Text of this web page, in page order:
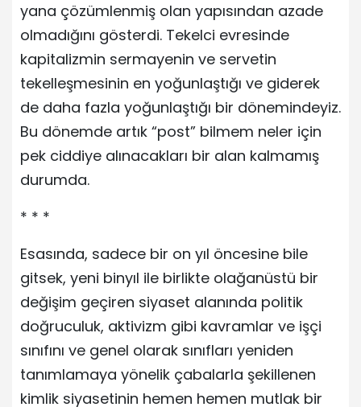
yana çözümlenmiş olan yapısından azade
olmadığını gösterdi. Tekelci evresinde
kapitalizmin sermayenin ve servetin
tekelleşmesinin en yoğunlaştığı ve giderek
de daha fazla yoğunlaştığı bir dönemindeyiz.
Bu dönemde artık “post” bilmem neler için
pek ciddiye alınacakları bir alan kalmamış
durumda.
* * *
Esasında, sadece bir on yıl öncesine bile
gitsek, yeni binyıl ile birlikte olağanüstü bir
değişim geçiren siyaset alanında politik
doğruculuk, aktivizm gibi kavramlar ve işçi
sınıfını ve genel olarak sınıfları yeniden
tanımlamaya yönelik çabalarla şekillenen
kimlik siyasetinin hemen hemen mutlak bir